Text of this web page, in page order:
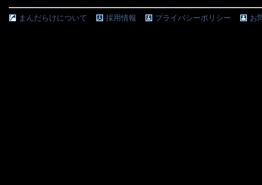
まんだらけについて 採用情報 プライバシーポリシー お